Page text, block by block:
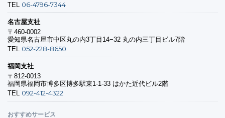
TEL 06-4796-7344
名古屋支社
〒460-0002
愛知県名古屋市中区丸の内3丁目14−32 丸の内三丁目ビル7階
TEL 052-228-8650
福岡支社
〒812-0013
福岡県福岡市博多区博多駅東1-1-33 はかた近代ビル2階
TEL 092-412-4322
おすすめサービス